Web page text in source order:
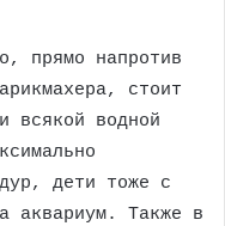
прямо напротив
стоит
всякой водной
дети тоже с
аквариум. Также в